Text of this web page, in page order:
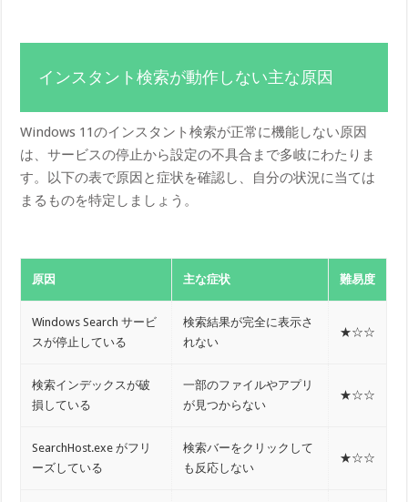
インスタント検索が動作しない主な原因
Windows 11のインスタント検索が正常に機能しない原因
は、サービスの停止から設定の不具合まで多岐にわたりま
す。以下の表で原因と症状を確認し、自分の状況に当ては
まるものを特定しましょう。
原因 主な症状 難易度
Windows Search サービ
スが停止している
検索結果が完全に表示さ
れない
★☆☆
検索インデックスが破
損している
一部のファイルやアプリ
が見つからない
★☆☆
SearchHost.exe がフリ
ーズしている
検索バーをクリックして
も反応しない
★☆☆